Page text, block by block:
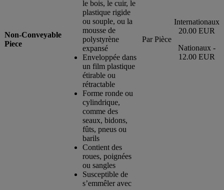
Non-Conveyable
Piece
le bois, le cuir, le
plastique rigide
ou souple, ou la
mousse de
polystyrène
expansé
Enveloppée dans
un film plastique
étirable ou
rétractable
Forme ronde ou
cylindrique,
comme des
seaux, bidons,
fûts, pneus ou
barils
Contient des
roues, poignées
ou sangles
Susceptible de
s’emmêler avec
Par Pièce
Internationaux
20.00 EUR
Nationaux -
12.00 EUR